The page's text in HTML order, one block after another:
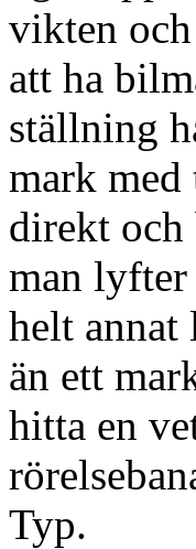
vikten
att ha
ställning
mark med
direkt och
man
helt annat
än ett
hitta en
Typ.